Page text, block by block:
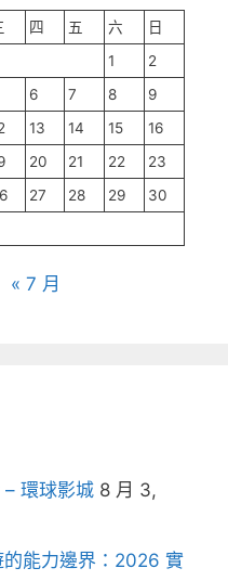
四 五 六
日
1
2
6 7 8
9
13 14 15
16
20 21 22
23
27 28 29
30
« 7 月
– 環球影城 8 月 3,
的能力邊界：2026 實